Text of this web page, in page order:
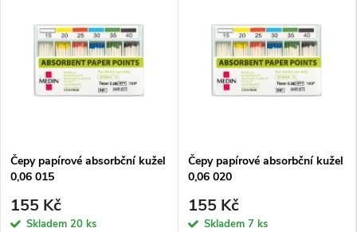
Čepy papírové absorbční kužel
0,06 015
155 Kč
Skladem 20 ks
Čepy papírové absorbční kužel
0,06 020
155 Kč
Skladem 7 ks